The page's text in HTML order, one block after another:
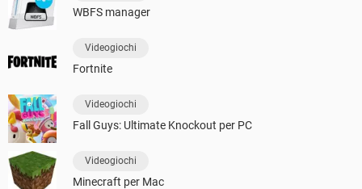
WBFS manager
Videogiochi
Fortnite
Videogiochi
Fall Guys: Ultimate Knockout per PC
Videogiochi
Minecraft per Mac